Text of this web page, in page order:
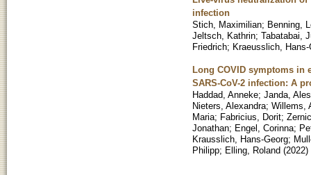
infection
Stich, Maximilian; Benning,
Jeltsch, Kathrin; Tabatabai,
Friedrich; Kraeusslich, Hans-
Long COVID symptoms in
SARS-CoV-2 infection: A
Haddad, Anneke; Janda, Ales
Nieters, Alexandra; Willems,
Maria; Fabricius, Dorit;
Jonathan; Engel, Corinna;
Krausslich, Hans-Georg;
Philipp; Elling, Roland (2022)